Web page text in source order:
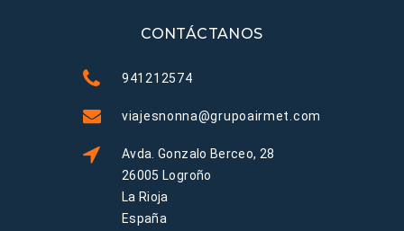
CONTÁCTANOS
941212574
viajesnonna@grupoairmet.com
Avda. Gonzalo Berceo, 28
26005 Logroño
La Rioja
España